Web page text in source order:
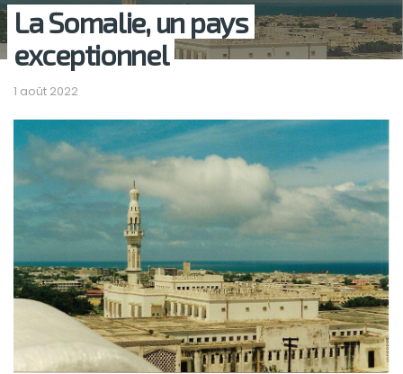
La Somalie, un pays
exceptionnel
1 août 2022